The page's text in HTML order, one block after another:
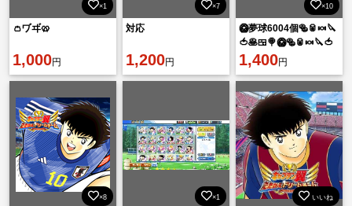
×1
👛ヷヸ🥨
1,000円
×7
対応
1,200円
×10
🥝夢球6004個🥯🥫🍬🔪
🍅🥞🍱🍭🥝🥯🥫🍬🔪🍅
🥞🍱🍭🥝🥯🥫
1,400円
×8 ×1 いいね